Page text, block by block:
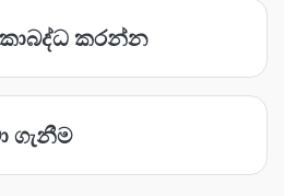
කරන්න
ගැනීම